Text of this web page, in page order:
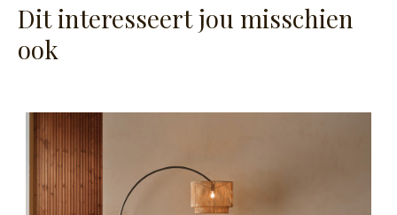
Dit interesseert jou misschien
ook